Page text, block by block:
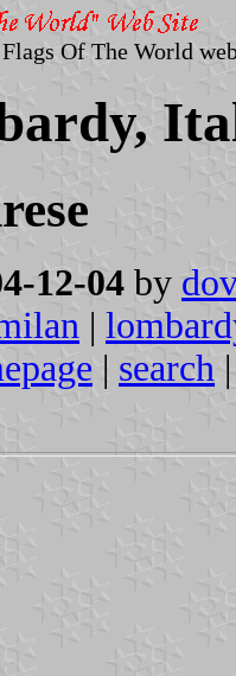
Of The World
12-04 by
|
| search